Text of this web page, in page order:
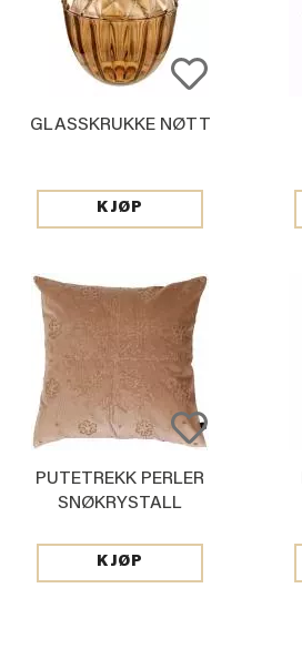
GLASSKRUKKE NØTT
KJØP
PUTETREKK PERLER
SNØKRYSTALL
KJØP